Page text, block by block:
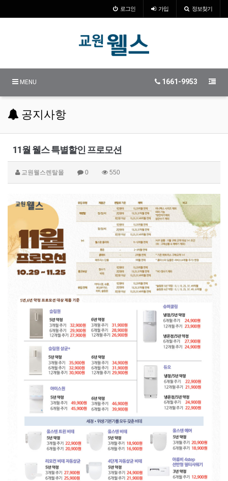
로그인 가입 정보찾기
MENU 1661-9953
공지사항
11월 웰스 특별할인 프로모션
교원웰스렌탈몰 0 550